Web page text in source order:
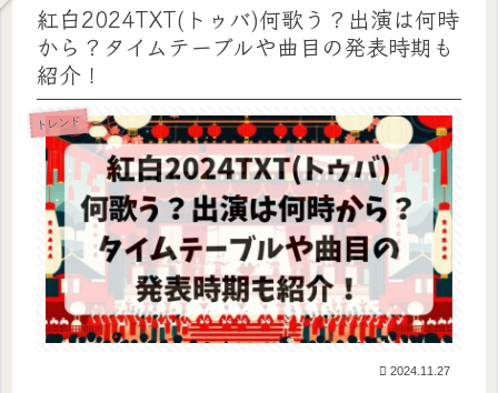
紅白2024TXT(トゥバ)何歌う？出演は何時
から？タイムテーブルや曲目の発表時期も
紹介！
トレンド
2024.11.27